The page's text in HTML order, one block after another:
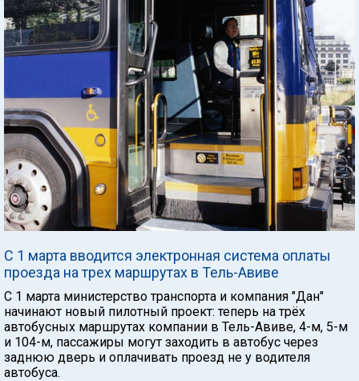
С 1 марта вводится электронная система оплаты
проезда на трех маршрутах в Тель-Авиве
С 1 марта министерство транспорта и компания "Дан"
начинают новый пилотный проект: теперь на трёх
автобусных маршрутах компании в Тель-Авиве, 4-м, 5-м
и 104-м, пассажиры могут заходить в автобус через
заднюю дверь и оплачивать проезд не у водителя
автобуса.